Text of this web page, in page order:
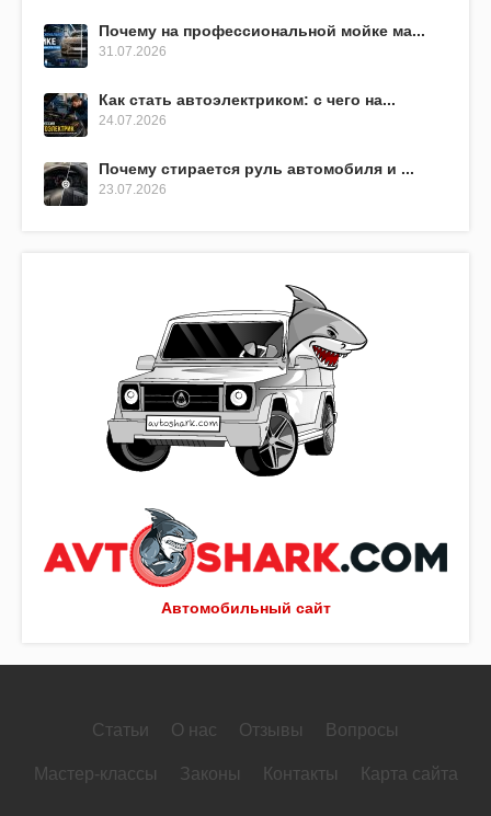
Автомобильный сайт
Почему на профессиональной мойке ма...
31.07.2026
Как стать автоэлектриком: с чего на...
24.07.2026
Почему стирается руль автомобиля и ...
23.07.2026
Статьи О нас Отзывы Вопросы
Мастер-классы Законы Контакты Карта сайта